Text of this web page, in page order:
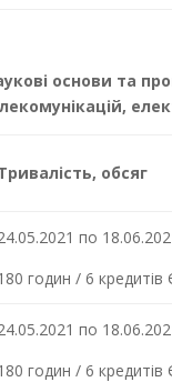
основи та
обсяг
по
годин / 6 кредитів
по
годин / 6 кредитів